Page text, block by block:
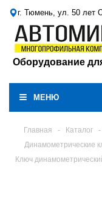
г. Тюмень, ул. 50 лет
Оборудование
МЕНЮ
Главная - Каталог -
Динамометрические
Ключ